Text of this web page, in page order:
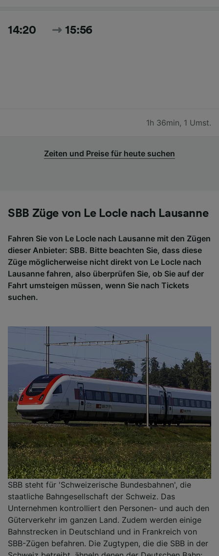
14:20 15:56
1h 36min, 1 Umst.
Zeiten und Preise für heute suchen
SBB Züge von Le Locle nach Lausanne
Fahren Sie von Le Locle nach Lausanne mit den Zügen
dieser Anbieter: SBB. Bitte beachten Sie, dass diese
Züge möglicherweise nicht direkt von Le Locle nach
Lausanne fahren, also überprüfen Sie, ob Sie auf der
Fahrt umsteigen müssen, wenn Sie nach Tickets
suchen.
SBB steht für 'Schweizerische Bundesbahnen', die
staatliche Bahngesellschaft der Schweiz. Das
Unternehmen kontrolliert den Personen- und auch den
Güterverkehr im ganzen Land. Zudem werden einige
Bahnstrecken in Deutschland und in Frankreich von
SBB-Zügen befahren. Die Zugtypen, die die SBB in der